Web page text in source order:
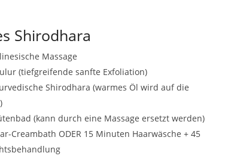
Shirodhara
Massage
(tiefgreifende sanfte Exfoliation)
Shirodhara (warmes Öl wird auf die
(kann durch eine Massage ersetzt werden)
Creambath ODER 15 Minuten Haarwäsche + 45